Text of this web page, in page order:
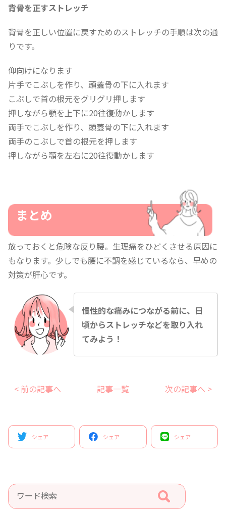
背骨を正すストレッチ
背骨を正しい位置に戻すためのストレッチの手順は次の通
りです。
仰向けになります
片手でこぶしを作り、頭蓋骨の下に入れます
こぶしで首の根元をグリグリ押します
押しながら顎を上下に20往復動かします
両手でこぶしを作り、頭蓋骨の下に入れます
両手のこぶしで首の根元を押します
押しながら顎を左右に20往復動かします
まとめ
放っておくと危険な反り腰。生理痛をひどくさせる原因に
もなります。少しでも腰に不調を感じているなら、早めの
対策が肝心です。
慢性的な痛みにつながる前に、日
頃からストレッチなどを取り入れ
てみよう！
< 前の記事へ 記事一覧 次の記事へ >
シェア シェア シェア